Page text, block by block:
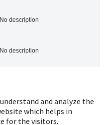
No description
No description
and analyze the
which helps in
for the visitors.